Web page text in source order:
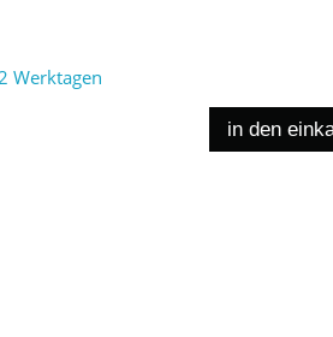
Werktagen
in den